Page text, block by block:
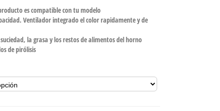
es compatible con tu modelo
Ventilador integrado el color rapidamente y de
la grasa y los restos de alimentos del horno
de pirólisis